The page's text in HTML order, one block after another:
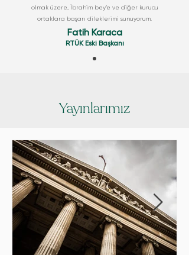
olmak üzere, İbrahim bey’e ve diğer kurucu
ortaklara başarı dileklerimi sunuyorum.
Fatih Karaca
RTÜK Eski Başkanı
Yayınlarımız